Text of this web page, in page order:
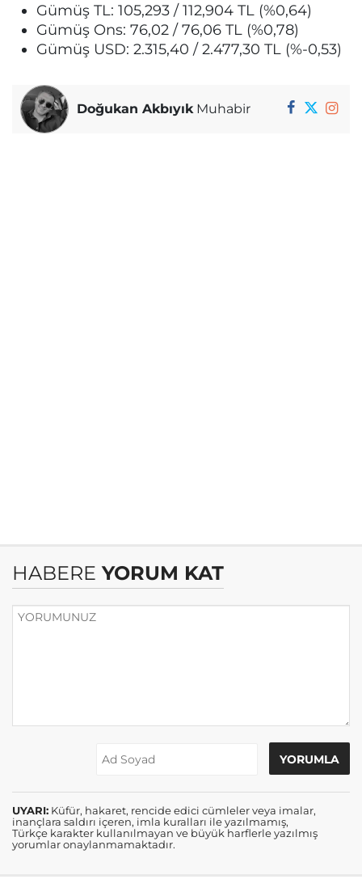
Gümüş TL: 105,293 / 112,904 TL (%0,64)
Gümüş Ons: 76,02 / 76,06 TL (%0,78)
Gümüş USD: 2.315,40 / 2.477,30 TL (%-0,53)
Doğukan Akbıyık Muhabir
HABERE YORUM KAT
UYARI: Küfür, hakaret, rencide edici cümleler veya imalar,
inançlara saldırı içeren, imla kuralları ile yazılmamış,
Türkçe karakter kullanılmayan ve büyük harflerle yazılmış
yorumlar onaylanmamaktadır.